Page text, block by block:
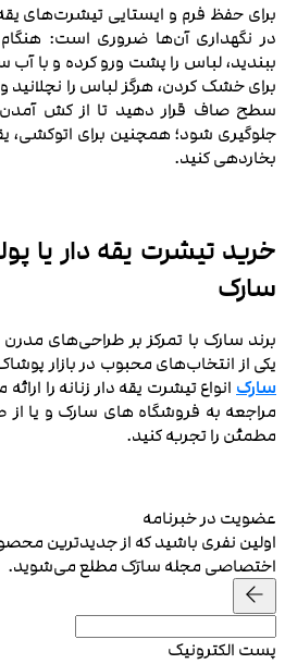
برای حفظ فرم و ایستایی تیشرت‌های
در نگهداری آن‌ها ضروری است:
ببندید، لباس را پشت‌ ورو کرده و با
برای خشک کردن، هرگز لباس را
سطح صاف قرار دهید تا از کش
جلوگیری شود؛ همچنین برای اتوکشی،
بخاردهی کنید.
خرید تیشرت یقه دار یا
سارک
برند سارک با تمرکز بر طراحی‌های مدرن
یکی از انتخاب‌های محبوب در بازار
سارک انواع تیشرت یقه دار زنانه را
مراجعه به فروشگاه های سارک و یا
مطمئن را تجربه کنید.
عضویت در خبرنامه
اولین نفری باشید که از جدیدترین
اختصاصی مجله سارَک مطلع می‌شوید.
پست الکترونیک